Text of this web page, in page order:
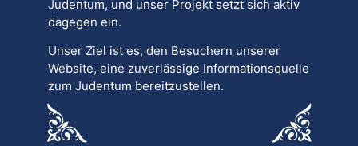
Judentum, und unser Projekt setzt sich aktiv
dagegen ein.
Unser Ziel ist es, den Besuchern unserer
Website, eine zuverlässige Informationsquelle
zum Judentum bereitzustellen.